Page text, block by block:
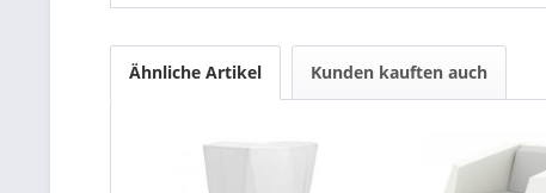
Ähnliche Artikel Kunden kauften auch